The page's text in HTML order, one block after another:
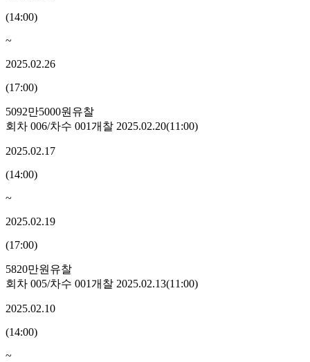
(14:00)
~
2025.02.26
(17:00)
5092만5000원 유찰
회차 006/차수 001개찰 2025.02.20(11:00)
2025.02.17
(14:00)
~
2025.02.19
(17:00)
5820만원 유찰
회차 005/차수 001개찰 2025.02.13(11:00)
2025.02.10
(14:00)
~